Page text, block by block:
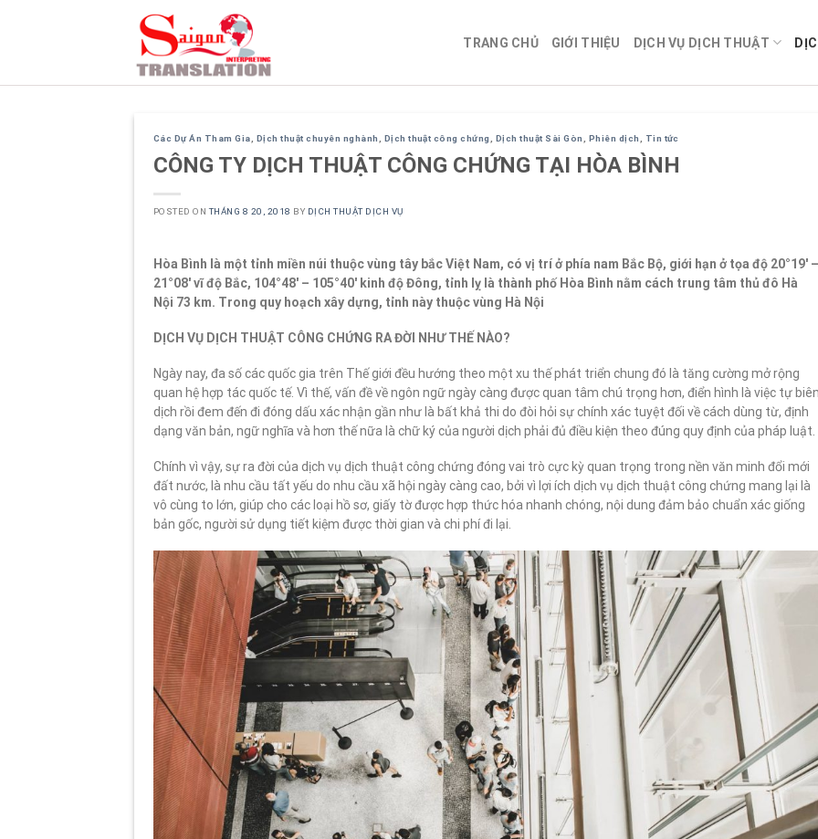
TRANG CHỦ GIỚI THIỆU DỊCH VỤ DỊCH THUẬT
Các Dự Án Tham Gia Dịch thuật chuyên nghành Dịch thuật công chứng Dịch thuật Sài Gòn Phiên dịch Tin tức
CÔNG TY DỊCH THUẬT CÔNG CHỨNG TẠI HÒA BÌNH
POSTED ONTHÁNG 8 20, 2018 BY DỊCH THUẬT DỊCH VỤ
Hòa Bình là một tỉnh miền núi thuộc vùng tây bắc Việt Nam, có vị trí ở phía nam Bắc Bộ, giới hạn ở tọa độ 20°19′ –
21°08′ vĩ độ Bắc, 104°48′ – 105°40′ kinh độ Đông, tỉnh lỵ là thành phố Hòa Bình nằm cách trung tâm thủ đô Hà
Nội 73 km. Trong quy hoạch xây dựng, tỉnh này thuộc vùng Hà Nội
DỊCH VỤ DỊCH THUẬT CÔNG CHỨNG RA ĐỜI NHƯ THẾ NÀO?
Ngày nay, đa số các quốc gia trên Thế giới đều hướng theo một xu thế phát triển chung đó là tăng cường mở rộng
quan hệ hợp tác quốc tế. Vì thế, vấn đề về ngôn ngữ ngày càng được quan tâm chú trọng hơn, điển hình là việc tự
dịch rồi đem đến đi đóng dấu xác nhận gần như là bất khả thi do đòi hỏi sự chính xác tuyệt đối về cách dùng từ, định
dạng văn bản, ngữ nghĩa và hơn thế nữa là chữ ký của người dịch phải đủ điều kiện theo đúng quy định của pháp luật.
Chính vì vậy, sự ra đời của dịch vụ dịch thuật công chứng đóng vai trò cực kỳ quan trọng trong nền văn minh đổi mới
đất nước, là nhu cầu tất yếu do nhu cầu xã hội ngày càng cao, bởi vì lợi ích dịch vụ dịch thuật công chứng mang lại là
vô cùng to lớn, giúp cho các loại hồ sơ, giấy tờ được hợp thức hóa nhanh chóng, nội dung đảm bảo chuẩn xác giống
bản gốc, người sử dụng tiết kiệm được thời gian và chi phí đi lại.